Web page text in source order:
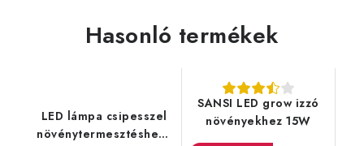
Hasonló termékek
LED lámpa csipesszel
növénytermesztéshez -
SANSI LED grow izzó
növényekhez 15W